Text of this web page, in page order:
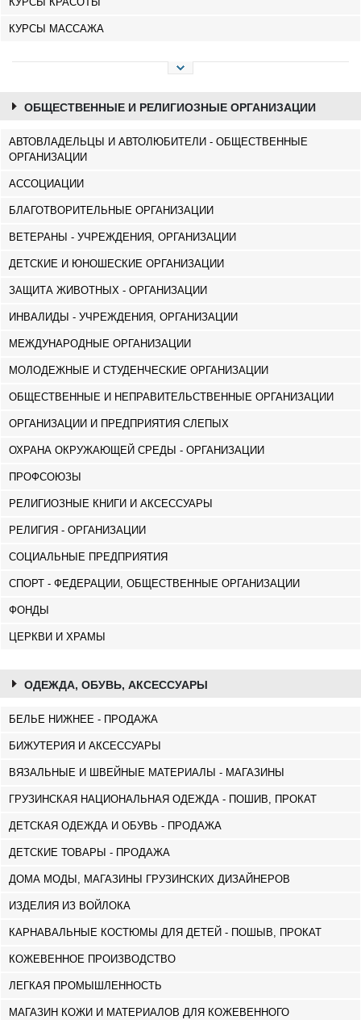
КУРСЫ МАССАЖА
ОБЩЕСТВЕННЫЕ И РЕЛИГИОЗНЫЕ ОРГАНИЗАЦИИ
АВТОВЛАДЕЛЬЦЫ И АВТОЛЮБИТЕЛИ - ОБЩЕСТВЕННЫЕ
ОРГАНИЗАЦИИ
АССОЦИАЦИИ
БЛАГОТВОРИТЕЛЬНЫЕ ОРГАНИЗАЦИИ
ВЕТЕРАНЫ - УЧРЕЖДЕНИЯ, ОРГАНИЗАЦИИ
ДЕТСКИЕ И ЮНОШЕСКИЕ ОРГАНИЗАЦИИ
ЗАЩИТА ЖИВОТНЫХ - ОРГАНИЗАЦИИ
ИНВАЛИДЫ - УЧРЕЖДЕНИЯ, ОРГАНИЗАЦИИ
МЕЖДУНАРОДНЫЕ ОРГАНИЗАЦИИ
МОЛОДЕЖНЫЕ И СТУДЕНЧЕСКИЕ ОРГАНИЗАЦИИ
ОБЩЕСТВЕННЫЕ И НЕПРАВИТЕЛЬСТВЕННЫЕ ОРГАНИЗАЦИИ
ОРГАНИЗАЦИИ И ПРЕДПРИЯТИЯ СЛЕПЫХ
ОХРАНА ОКРУЖАЮЩЕЙ СРЕДЫ - ОРГАНИЗАЦИИ
ПРОФСОЮЗЫ
РЕЛИГИОЗНЫЕ КНИГИ И АКСЕССУАРЫ
РЕЛИГИЯ - ОРГАНИЗАЦИИ
СОЦИАЛЬНЫЕ ПРЕДПРИЯТИЯ
СПОРТ - ФЕДЕРАЦИИ, ОБЩЕСТВЕННЫЕ ОРГАНИЗАЦИИ
ФОНДЫ
ЦЕРКВИ И ХРАМЫ
ОДЕЖДА, ОБУВЬ, АКСЕССУАРЫ
БЕЛЬЕ НИЖНЕЕ - ПРОДАЖА
БИЖУТЕРИЯ И АКСЕССУАРЫ
ВЯЗАЛЬНЫЕ И ШВЕЙНЫЕ МАТЕРИАЛЫ - МАГАЗИНЫ
ГРУЗИНСКАЯ НАЦИОНАЛЬНАЯ ОДЕЖДА - ПОШИВ, ПРОКАТ
ДЕТСКАЯ ОДЕЖДА И ОБУВЬ - ПРОДАЖА
ДЕТСКИЕ ТОВАРЫ - ПРОДАЖА
ДОМА МОДЫ, МАГАЗИНЫ ГРУЗИНСКИХ ДИЗАЙНЕРОВ
ИЗДЕЛИЯ ИЗ ВОЙЛОКА
КАРНАВАЛЬНЫЕ КОСТЮМЫ ДЛЯ ДЕТЕЙ - ПОШЫВ, ПРОКАТ
КОЖЕВЕННОЕ ПРОИЗВОДСТВО
ЛЕГКАЯ ПРОМЫШЛЕННОСТЬ
МАГАЗИН КОЖИ И МАТЕРИАЛОВ ДЛЯ КОЖЕВЕННОГО